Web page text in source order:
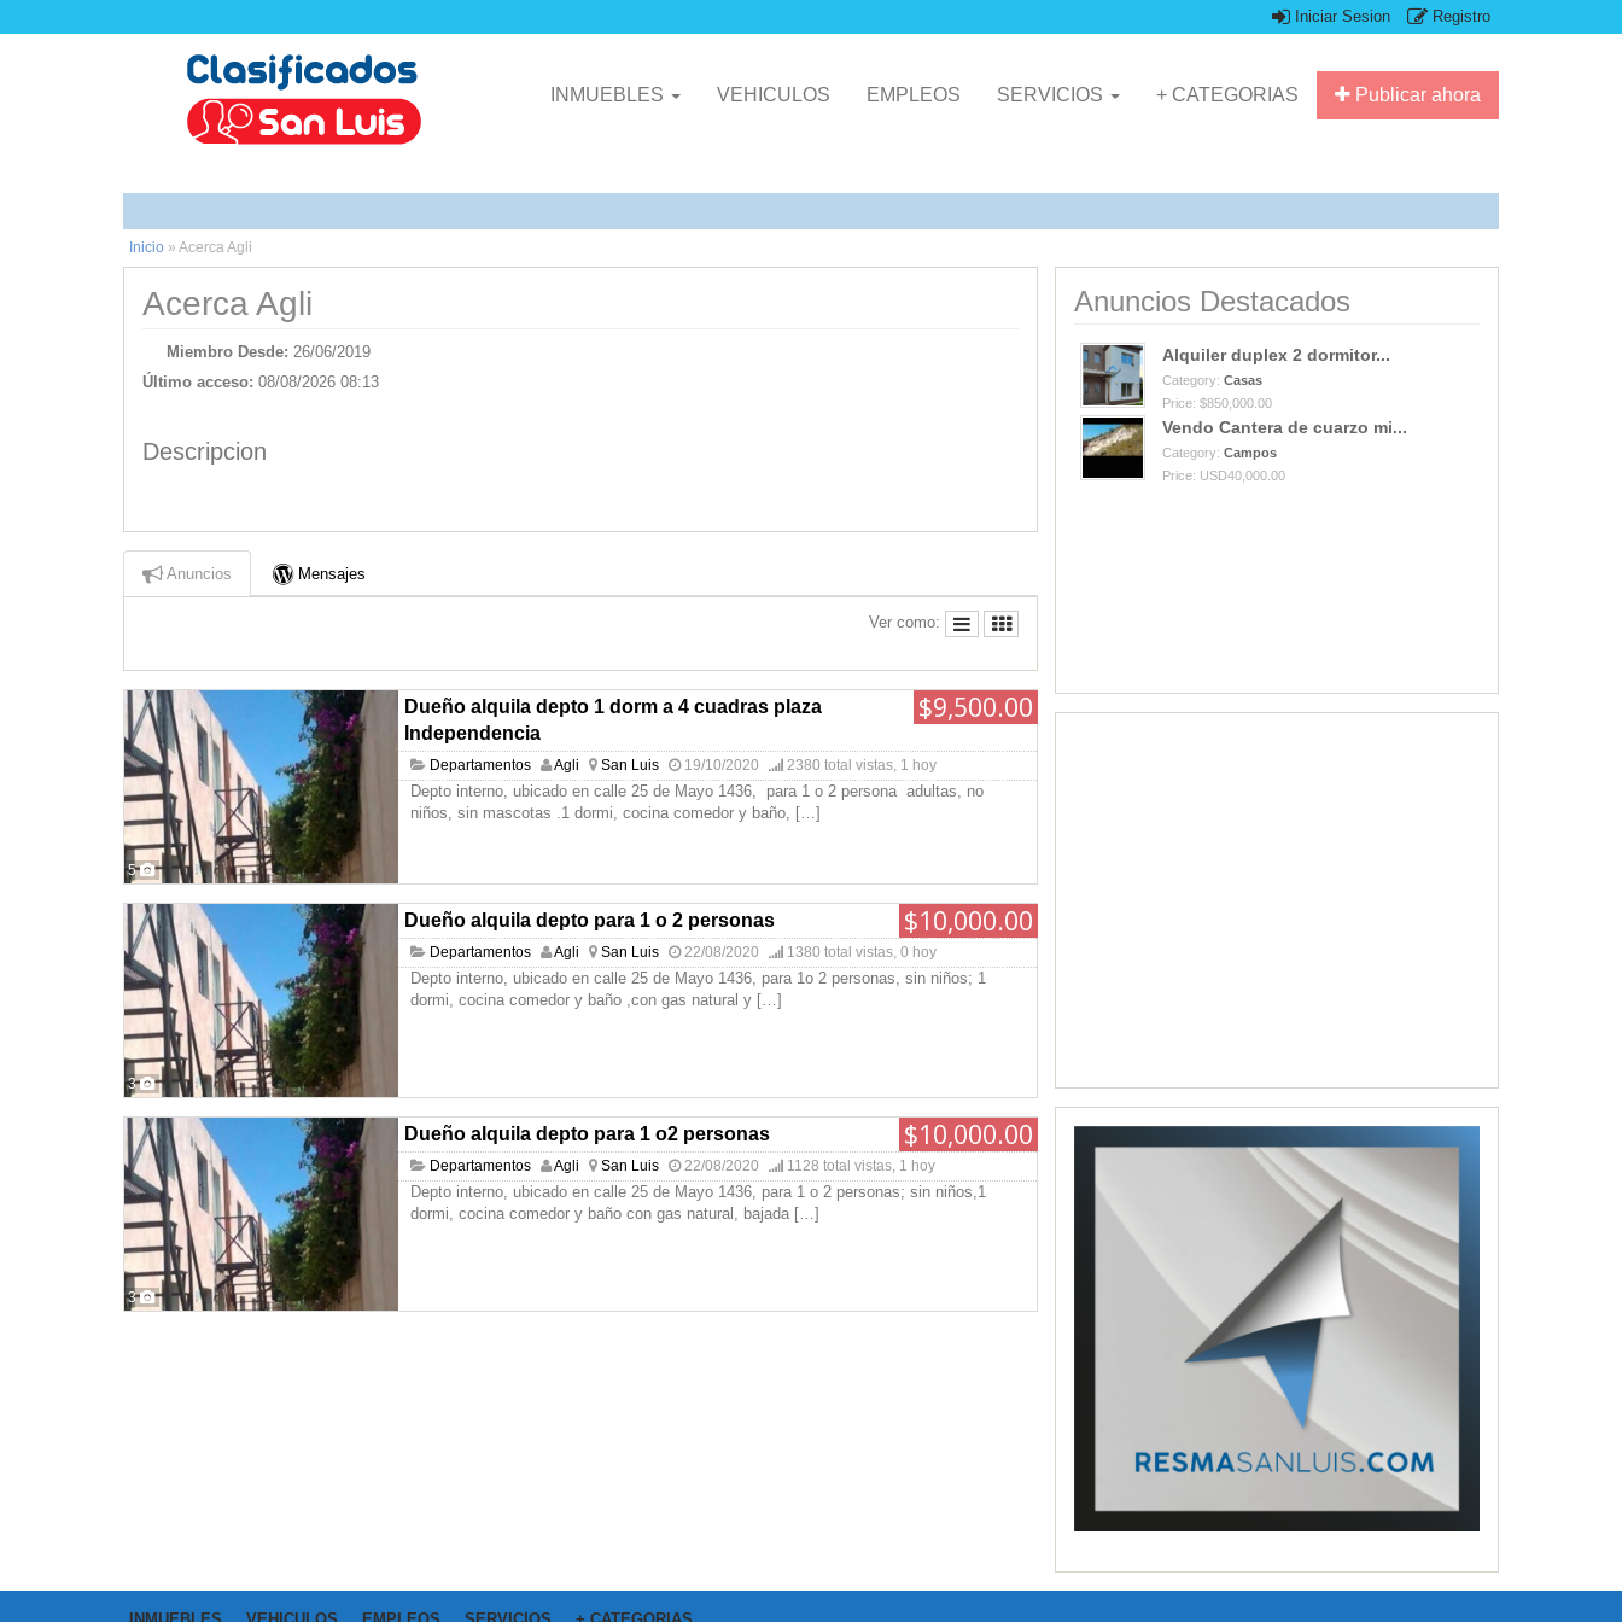
Iniciar Sesion Registro
Publicar ahora
INMUEBLES VEHICULOS EMPLEOS SERVICIOS + CATEGORIAS
Inicio » Acerca Agli
Acerca Agli
Miembro Desde: 26/06/2019
Último acceso: 08/08/2026 08:13
Descripcion
Anuncios Mensajes
Ver como:
5
$9,500.00
Dueño alquila depto 1 dorm a 4 cuadras plaza
Independencia
Departamentos Agli San Luis 19/10/2020 2380 total vistas, 1 hoy
Depto interno, ubicado en calle 25 de Mayo 1436, para 1 o 2 persona adultas, no
niños, sin mascotas .1 dormi, cocina comedor y baño, […]
3
$10,000.00
Dueño alquila depto para 1 o 2 personas
Departamentos Agli San Luis 22/08/2020 1380 total vistas, 0 hoy
Depto interno, ubicado en calle 25 de Mayo 1436, para 1o 2 personas, sin niños; 1
dormi, cocina comedor y baño ,con gas natural y […]
3
$10,000.00
Dueño alquila depto para 1 o2 personas
Departamentos Agli San Luis 22/08/2020 1128 total vistas, 1 hoy
Depto interno, ubicado en calle 25 de Mayo 1436, para 1 o 2 personas; sin niños,1
dormi, cocina comedor y baño con gas natural, bajada […]
Anuncios Destacados
Alquiler duplex 2 dormitor...
Category: Casas
Price: $850,000.00
Vendo Cantera de cuarzo mi...
Category: Campos
Price: USD40,000.00